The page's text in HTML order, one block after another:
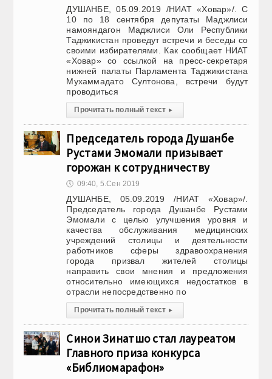
ДУШАНБЕ, 05.09.2019 /НИАТ «Ховар»/. С
10 по 18 сентября депутаты Маджлиси
намояндагон Маджлиси Оли Республики
Таджикистан проведут встречи и беседы со
своими избирателями. Как сообщает НИАТ
«Ховар» со ссылкой на пресс-секретаря
нижней палаты Парламента Таджикистана
Мухаммадато Султонова, встречи будут
проводиться
Прочитать полный текст ▸
Председатель города Душанбе
Рустами Эмомали призывает
горожан к сотрудничеству
🕔 09:40, 5.Сен 2019
ДУШАНБЕ, 05.09.2019 /НИАТ «Ховар»/.
Председатель города Душанбе Рустами
Эмомали с целью улучшения уровня и
качества обслуживания медицинских
учреждений столицы и деятельности
работников сферы здравоохранения
города призвал жителей столицы
направить свои мнения и предложения
относительно имеющихся недостатков в
отрасли непосредственно по
Прочитать полный текст ▸
Синои Зинатшо стал лауреатом
Главного приза конкурса
«Библиомарафон»